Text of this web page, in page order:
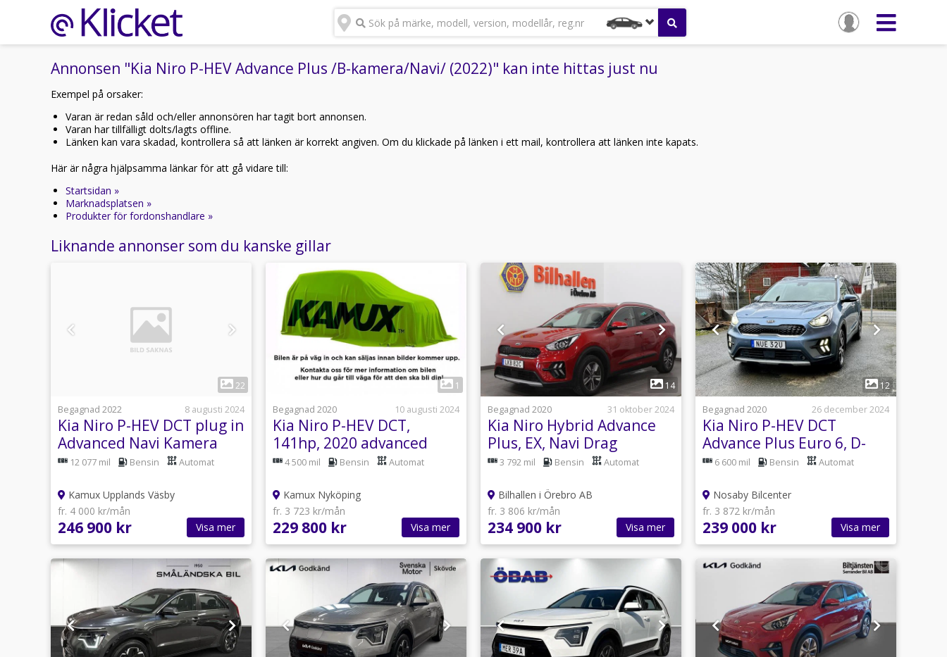
Sök på märke, modell, version, modellår, reg.nr
Annonsen "Kia Niro P-HEV Advance Plus /B-kamera/Navi/ (2022)" kan inte hittas just nu
Exempel på orsaker:
Varan är redan såld och/eller annonsören har tagit bort annonsen.
Varan har tillfälligt dolts/lagts offline.
Länken kan vara skadad, kontrollera så att länken är korrekt angiven. Om du klickade på länken i ett mail, kontrollera att länken inte kapats.
Här är några hjälpsamma länkar för att gå vidare till:
Startsidan »
Marknadsplatsen »
Produkter för fordonshandlare »
Liknande annonser som du kanske gillar
22
Begagnad 2022
8 augusti 2024
Kia Niro P-HEV DCT plug in
Advanced Navi Kamera
141hk
12 077 mil Bensin Automat
Kamux Upplands Väsby
fr. 4 000 kr/mån
246 900 kr Visa mer
1
Begagnad 2020
10 augusti 2024
Kia Niro P-HEV DCT,
141hp, 2020 advanced
plus 2
4 500 mil Bensin Automat
Kamux Nyköping
fr. 3 723 kr/mån
229 800 kr Visa mer
1
14
Begagnad 2020
31 oktober 2024
Kia Niro Hybrid Advance
Plus, EX, Navi Drag
Kamera CarPlay
3 792 mil Bensin Automat
Bilhallen i Örebro AB
fr. 3 806 kr/mån
234 900 kr Visa mer
1
12
Begagnad 2020
26 december 2024
Kia Niro P-HEV DCT
Advance Plus Euro 6, D-
krok, B-kamera
6 600 mil Bensin Automat
Nosaby Bilcenter
fr. 3 872 kr/mån
239 000 kr Visa mer